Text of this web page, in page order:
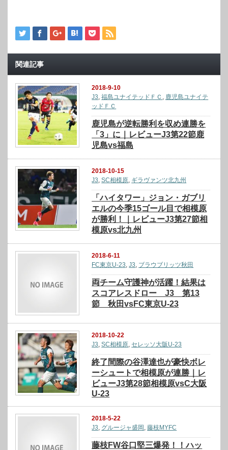
関連記事
2018-9-10
J3,福島ユナイテッドＦＣ , 鹿児島ユナイテ
ッドＦＣ
鹿児島が逆転勝利を収め連勝を
「3」に｜レビューJ3第22節鹿
児島vs福島
2018-10-15
J3,SC相模原, ギラヴァンツ北九州
「ハイタワー」ジョン・ガブリ
エルの今季15ゴール目で相模原
が勝利！｜レビューJ3第27節相
模原vs北九州
2018-6-11
FC東京U-23,J3, ブラウブリッツ秋田
両チーム守護神が活躍！結果は
スコアレスドロー J3 第13
節 秋田vsFC東京U-23
2018-10-22
J3,SC相模原, セレッソ大阪U-23
終了間際の谷澤達也が豪快ボレ
ーシュートで相模原が連勝｜レ
ビューJ3第28節相模原vsC大阪
U-23
2018-5-22
J3, グルージャ盛岡 ,藤枝MYFC
藤枝FW谷口堅三爆発！！ハッ